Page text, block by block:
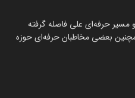
مسیر حرفه‌ای علی فاصله گرفته
بعضی مخاطبان حرفه‌ای حوزه